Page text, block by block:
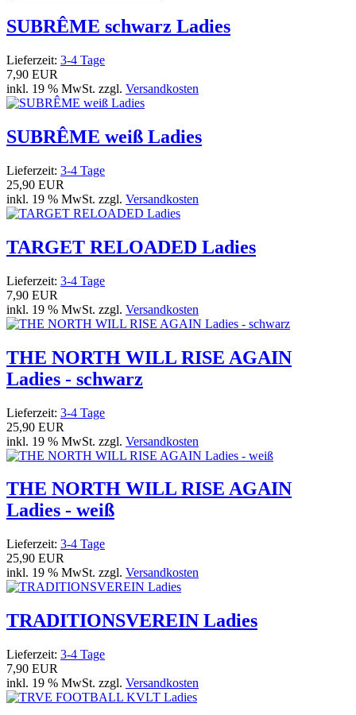
SUBRÊME schwarz Ladies
Lieferzeit: 3-4 Tage
7,90 EUR
inkl. 19 % MwSt. zzgl. Versandkosten
SUBRÊME weiß Ladies
Lieferzeit: 3-4 Tage
25,90 EUR
inkl. 19 % MwSt. zzgl. Versandkosten
TARGET RELOADED Ladies
Lieferzeit: 3-4 Tage
7,90 EUR
inkl. 19 % MwSt. zzgl. Versandkosten
THE NORTH WILL RISE AGAIN
Ladies - schwarz
Lieferzeit: 3-4 Tage
25,90 EUR
inkl. 19 % MwSt. zzgl. Versandkosten
THE NORTH WILL RISE AGAIN
Ladies - weiß
Lieferzeit: 3-4 Tage
25,90 EUR
inkl. 19 % MwSt. zzgl. Versandkosten
TRADITIONSVEREIN Ladies
Lieferzeit: 3-4 Tage
7,90 EUR
inkl. 19 % MwSt. zzgl. Versandkosten